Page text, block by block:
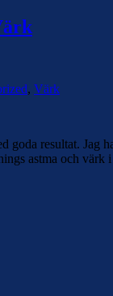
, Värk
goda resultat.
astma och